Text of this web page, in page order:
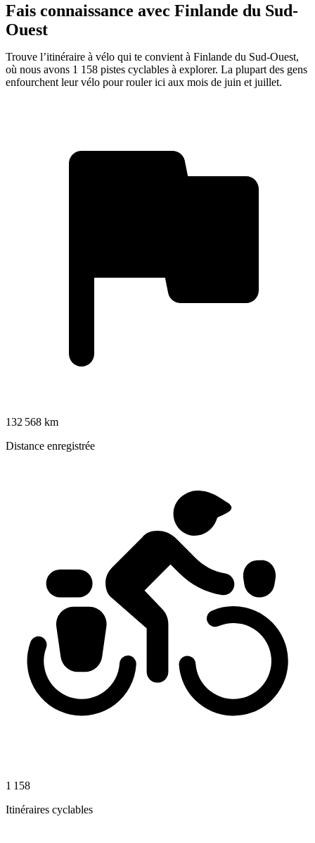
Fais connaissance avec Finlande du Sud-
Ouest
Trouve l’itinéraire à vélo qui te convient à Finlande du Sud-Ouest,
où nous avons 1 158 pistes cyclables à explorer. La plupart des gens
enfourchent leur vélo pour rouler ici aux mois de juin et juillet.
132 568 km
Distance enregistrée
1 158
Itinéraires cyclables